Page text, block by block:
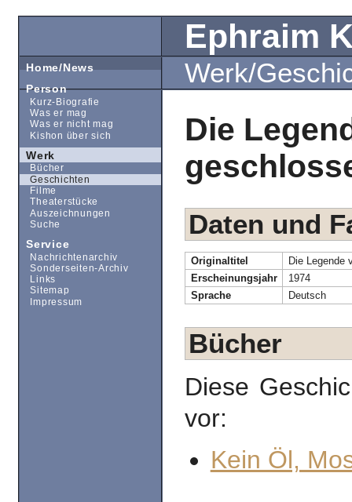
Ephraim
Werk/
Die
Daten und
Originaltitel
Die Legende
Erscheinungsjahr
1974
Sprache
Deutsch
Bücher
Diese
vor:
Kein Öl,
Home/News
Person
Kurz-Biografie
Was er mag
Was er nicht mag
Kishon über sich
Werk
Bücher
Geschichten
Filme
Theaterstücke
Auszeichnungen
Suche
Service
Nachrichtenarchiv
Sonderseiten-Archiv
Links
Sitemap
Impressum